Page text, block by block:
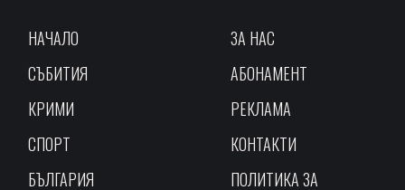
НАЧАЛО
СЪБИТИЯ
КРИМИ
СПОРТ
БЪЛГАРИЯ
ЗА НАС
АБОНАМЕНТ
РЕКЛАМА
КОНТАКТИ
ПОЛИТИКА ЗА